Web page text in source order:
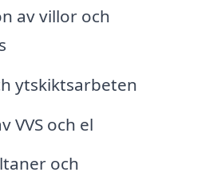
av villor och
ytskiktsarbeten
VVS och el
och